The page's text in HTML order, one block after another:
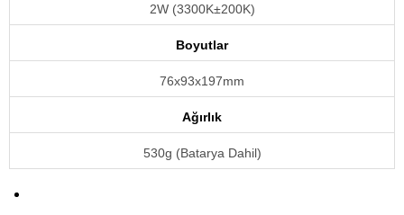
2W (3300K±200K)
Boyutlar
76x93x197mm
Ağırlık
530g (Batarya Dahil)